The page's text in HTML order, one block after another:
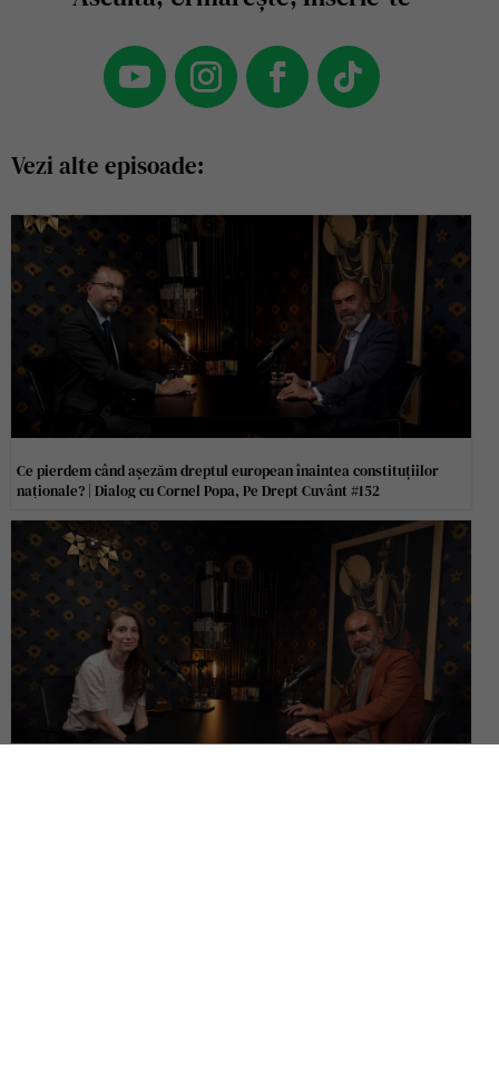
Vezi alte episoade:
Ce pierdem când așezăm dreptul european înaintea constituțiilor
naționale? | Dialog cu Cornel Popa, Pe Drept Cuvânt #152